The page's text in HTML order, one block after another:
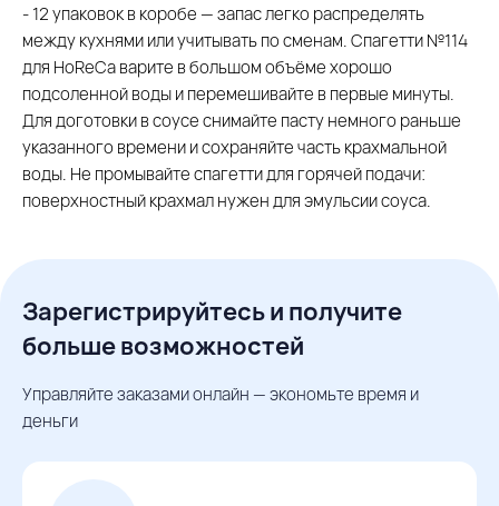
- 12 упаковок в коробе — запас легко распределять
между кухнями или учитывать по сменам. Спагетти №114
для HoReCa варите в большом объёме хорошо
подсоленной воды и перемешивайте в первые минуты.
Для доготовки в соусе снимайте пасту немного раньше
указанного времени и сохраняйте часть крахмальной
воды. Не промывайте спагетти для горячей подачи:
поверхностный крахмал нужен для эмульсии соуса.
Зарегистрируйтесь и получите
больше возможностей
Управляйте заказами онлайн — экономьте время и
деньги